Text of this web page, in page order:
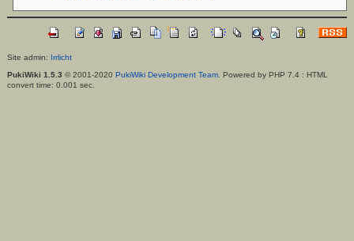
Site admin: Irrlicht
PukiWiki 1.5.3 © 2001-2020 PukiWiki Development Team. Powered by PHP 7.4 : HTML
convert time: 0.001 sec.